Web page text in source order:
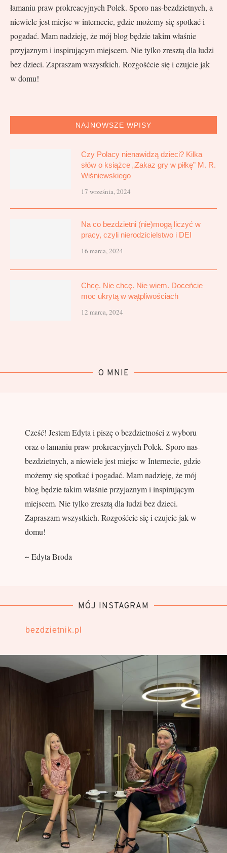
łamaniu praw prokreacyjnych Polek. Sporo nas-bezdzietnych, a
niewiele jest miejsc w internecie, gdzie możemy się spotkać i
pogadać. Mam nadzieję, że mój blog będzie takim właśnie
przyjaznym i inspirującym miejscem. Nie tylko zresztą dla ludzi
bez dzieci. Zapraszam wszystkich. Rozgośćcie się i czujcie jak
w domu!
NAJNOWSZE WPISY
Czy Polacy nienawidzą dzieci? Kilka
słów o książce „Zakaz gry w piłkę” M. R.
Wiśniewskiego
17 września, 2024
Na co bezdzietni (nie)mogą liczyć w
pracy, czyli nierodzicielstwo i DEI
16 marca, 2024
Chcę. Nie chcę. Nie wiem. Doceńcie
moc ukrytą w wątpliwościach
12 marca, 2024
O MNIE
Cześć! Jestem Edyta i piszę o bezdzietności z wyboru
oraz o łamaniu praw prokreacyjnych Polek. Sporo nas-
bezdzietnych, a niewiele jest miejsc w Internecie, gdzie
możemy się spotkać i pogadać. Mam nadzieję, że mój
blog będzie takim właśnie przyjaznym i inspirującym
miejscem. Nie tylko zresztą dla ludzi bez dzieci.
Zapraszam wszystkich. Rozgośćcie się i czujcie jak w
domu!
~ Edyta Broda
MÓJ INSTAGRAM
bezdzietnik.pl